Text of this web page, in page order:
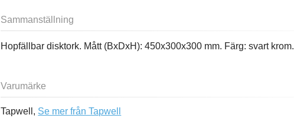
Sammanställning
Hopfällbar disktork. Mått (BxDxH): 450x300x300 mm. Färg: svart krom.
Varumärke
Tapwell, Se mer från Tapwell